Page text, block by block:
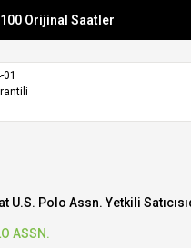
Orijinal Saatler
U.s. Polo Assn. Yetkili
ASSN.